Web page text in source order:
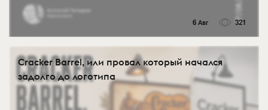
6 Авг 321
Cracker Barrel, или провал который начался
задолго до логотипа